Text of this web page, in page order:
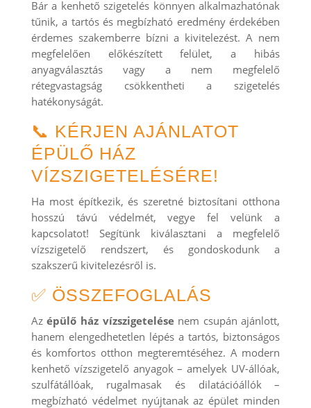
Bár a kenhető szigetelés könnyen alkalmazhatónak
tűnik, a tartós és megbízható eredmény érdekében
érdemes szakemberre bízni a kivitelezést. A nem
megfelelően előkészített felület, a hibás
anyagválasztás vagy a nem megfelelő
rétegvastagság csökkentheti a szigetelés
hatékonyságát.
📞 KÉRJEN AJÁNLATOT
ÉPÜLŐ HÁZ
VÍZSZIGETELÉSÉRE!
Ha most építkezik, és szeretné biztosítani otthona
hosszú távú védelmét, vegye fel velünk a
kapcsolatot! Segítünk kiválasztani a megfelelő
vízszigetelő rendszert, és gondoskodunk a
szakszerű kivitelezésről is.
✅ ÖSSZEFOGLALÁS
Azépülő ház vízszigetelésenem csupán ajánlott,
hanem elengedhetetlen lépés a tartós, biztonságos
és komfortos otthon megteremtéséhez. A modern
kenhető vízszigetelő anyagok – amelyek UV-állóak,
szulfátállóak, rugalmasak és dilatációállók –
megbízható védelmet nyújtanak az épület minden